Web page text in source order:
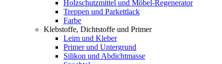
Holzschutzmittel und Möbel-Regenerator
Treppen und Parkettlack
Farbe
Klebstoffe, Dichtstoffe und Primer
Leim und Kleber
Primer und Untergrund
Silikon und Abdichtmasse